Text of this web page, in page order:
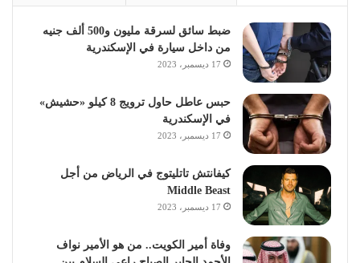
ضبط سائق لسرقة مليون و500 ألف جنيه
من داخل سيارة في الإسكندرية
17 ديسمبر، 2023
حبس عاطل حاول ترويج 8 كيلو «حشيش»
في الإسكندرية
17 ديسمبر، 2023
كيفانتش تاتليتوج في الرياض من أجل
Middle Beast
17 ديسمبر، 2023
وفاة أمير الكويت.. من هو الأمير نواف